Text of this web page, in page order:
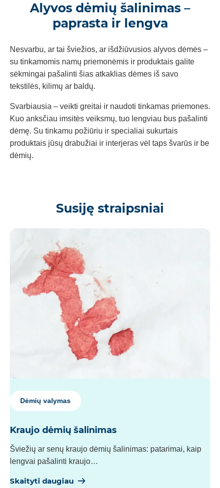
Alyvos dėmių šalinimas –
paprasta ir lengva
Nesvarbu, ar tai šviežios, ar išdžiūvusios alyvos dėmės –
su tinkamomis namų priemonėmis ir produktais galite
sėkmingai pašalinti šias atkaklias dėmes iš savo
tekstilės, kilimų ar baldų.
Svarbiausia – veikti greitai ir naudoti tinkamas priemones.
Kuo anksčiau imsitės veiksmų, tuo lengviau bus pašalinti
dėmę. Su tinkamu požiūriu ir specialiai sukurtais
produktais jūsų drabužiai ir interjeras vėl taps švarūs ir be
dėmių.
Susiję straipsniai
Dėmių valymas
Kraujo dėmių šalinimas
Šviežių ar senų kraujo dėmių šalinimas: patarimai, kaip
lengvai pašalinti kraujo…
Skaityti daugiau